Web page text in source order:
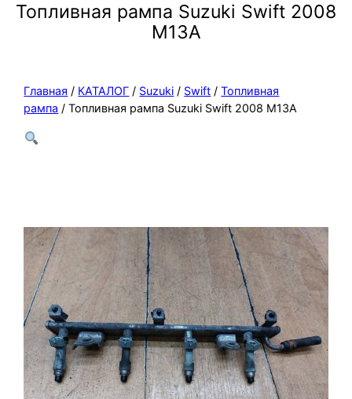
Топливная рампа Suzuki Swift 2008
M13A
Главная / КАТАЛОГ / Suzuki / Swift /Топливная
рампа / Топливная рампа Suzuki Swift 2008 M13A